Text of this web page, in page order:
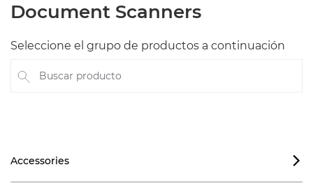
Document Scanners
Seleccione el grupo de productos a continuación
Buscar producto
Accessories 